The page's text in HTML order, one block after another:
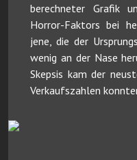
berechneter Grafik
Horror-Faktors bei
jene, die der
wenig an der Nase
Skepsis kam der
Verkaufszahlen